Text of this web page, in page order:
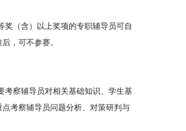
（含）以上奖项的专职辅导员可自
，可不参赛。
察辅导员对相关基础知识、学生基
考察辅导员问题分析、对策研判与